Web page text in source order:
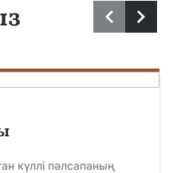
күллі пәлсапаның